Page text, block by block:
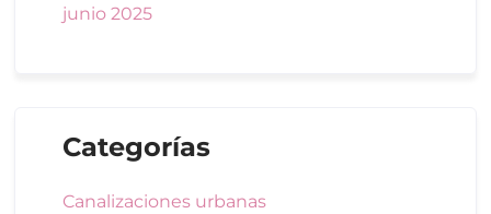
junio 2025
Categorías
Canalizaciones urbanas